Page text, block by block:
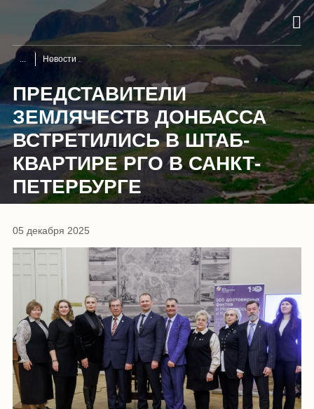
Новости
ПРЕДСТАВИТЕЛИ
ЗЕМЛЯЧЕСТВ ДОНБАССА
ВСТРЕТИЛИСЬ В ШТАБ-
КВАРТИРЕ РГО В САНКТ-
ПЕТЕРБУРГЕ
05 декабря 2025